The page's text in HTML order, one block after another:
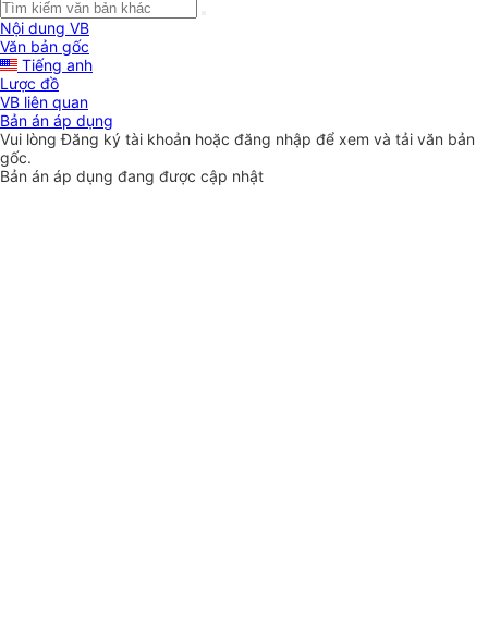
Nội dung VB
Văn bản gốc
Tiếng anh
Lược đồ
VB liên quan
Bản án áp dụng
Vui lòngĐăng ký tài khoản hoặc đăng nhập để xem và tải văn bản
gốc.
Bản án áp dụng đang được cập nhật